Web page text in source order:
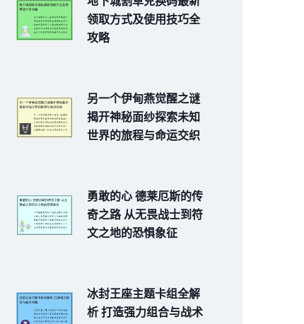
领取方式及使用技巧全
攻略
另一个伊甸燕觉醒之谜
揭开神秘面纱探索未知
世界的旅程与命运交织
勇敢的心 德莱厄斯的传
奇之路 从无畏战士到符
文之地的恐惧象征
冰封王座主题卡组全解
析 打造强力组合与战术